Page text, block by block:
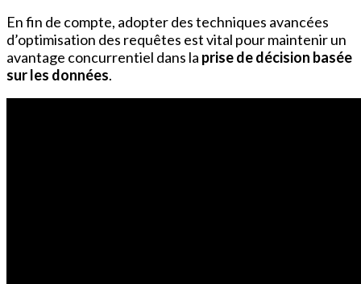
En fin de compte, adopter des techniques avancées
d’optimisation des requêtes est vital pour maintenir un
avantage concurrentiel dans la prise de décision basée
sur les données.